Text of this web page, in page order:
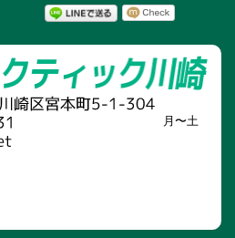
月〜土